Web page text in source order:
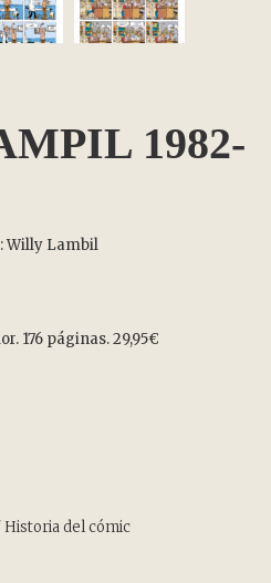
1982-
Willy Lambil
176 páginas. 29,95€
Historia del cómic